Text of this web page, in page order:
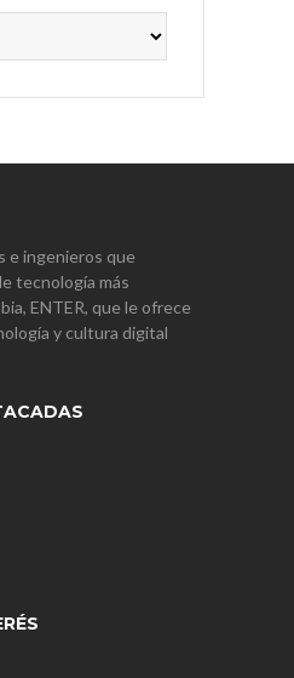
e ingenieros que
tecnología más
ENTER, que le ofrece
y cultura digital